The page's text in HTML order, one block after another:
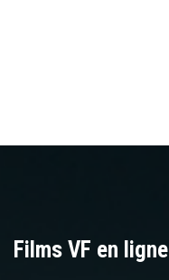
Films VF en ligne